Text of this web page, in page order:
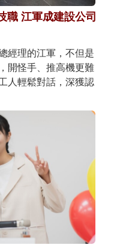
職 江軍成建設公司
經理的江軍，不但是
開怪手、推高機更難
人輕鬆對話，深獲認